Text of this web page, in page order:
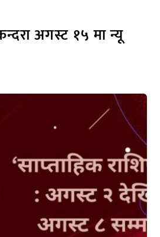
अगस्ट १५ मा न्यू